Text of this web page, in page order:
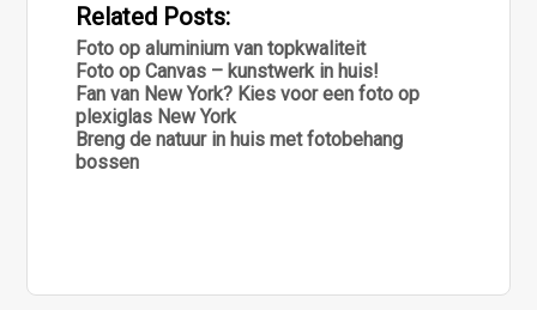
Related Posts:
Foto op aluminium van topkwaliteit
Foto op Canvas – kunstwerk in huis!
Fan van New York? Kies voor een foto op
plexiglas New York
Breng de natuur in huis met fotobehang
bossen